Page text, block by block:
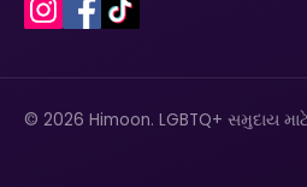
© 2026 Himoon. LGBTQ+ સમુદાય